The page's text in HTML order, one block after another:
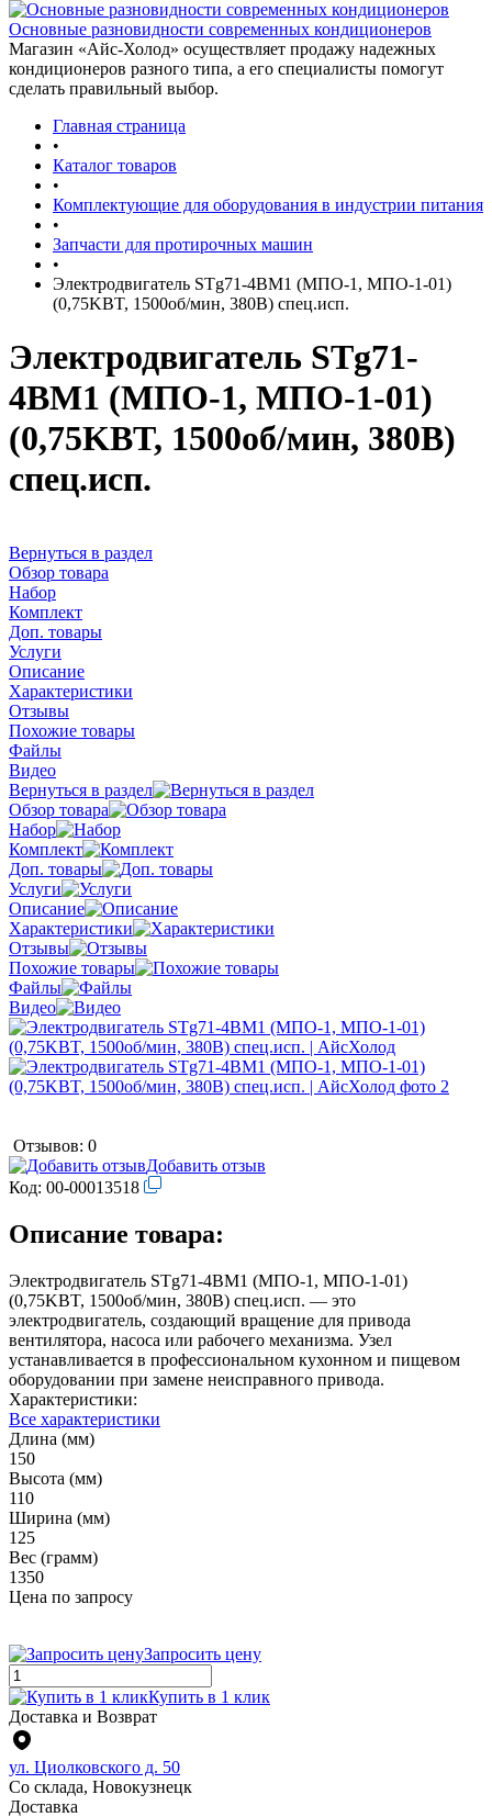
Основные разновидности современных кондиционеров
Магазин «Айс-Холод» осуществляет продажу надежных
кондиционеров разного типа, а его специалисты помогут
сделать правильный выбор.
Главная страница
•
Каталог товаров
•
Комплектующие для оборудования в индустрии питания
•
Запчасти для протирочных машин
•
Электродвигатель STg71-4BM1 (МПО-1, МПО-1-01)
(0,75KBT, 1500об/мин, 380В) спец.исп.
Электродвигатель STg71-
4BM1 (МПО-1, МПО-1-01)
(0,75KBT, 1500об/мин, 380В)
спец.исп.
Вернуться в раздел
Обзор товара
Набор
Комплект
Доп. товары
Услуги
Описание
Характеристики
Отзывы
Похожие товары
Файлы
Видео
Вернуться в раздел
Обзор товара
Набор
Комплект
Доп. товары
Услуги
Описание
Характеристики
Отзывы
Похожие товары
Файлы
Видео
Отзывов: 0
Добавить отзыв
Код: 00-00013518
Описание товара:
Электродвигатель STg71-4BM1 (МПО-1, МПО-1-01)
(0,75KBT, 1500об/мин, 380В) спец.исп. — это
электродвигатель, создающий вращение для привода
вентилятора, насоса или рабочего механизма. Узел
устанавливается в профессиональном кухонном и пищевом
оборудовании при замене неисправного привода.
Характеристики:
Все характеристики
Длина (мм)
150
Высота (мм)
110
Ширина (мм)
125
Вес (грамм)
1350
Цена по запросу
Запросить цену
Купить в 1 клик
Доставка и Возврат
ул. Циолковского д. 50
Со склада, Новокузнецк
Доставка